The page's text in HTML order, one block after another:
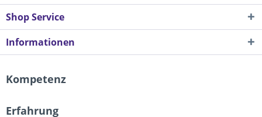
Shop Service
Informationen
Kompetenz
Erfahrung